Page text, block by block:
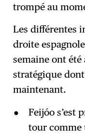
trompé au
Les différentes
droite
semaine ont été
stratégique
maintenant.
Feijóo s’est
tour comme